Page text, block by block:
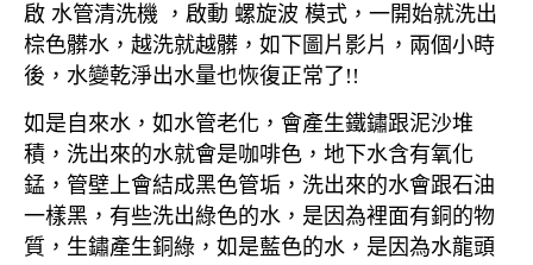
啟 水管清洗機 ，啟動 螺旋波 模式，一開始就洗出
棕色髒水，越洗就越髒，如下圖片影片，兩個小時
後，水變乾淨出水量也恢復正常了!!
如是自來水，如水管老化，會產生鐵鏽跟泥沙堆
積，洗出來的水就會是咖啡色，地下水含有氧化
錳，管壁上會結成黑色管垢，洗出來的水會跟石油
一樣黑，有些洗出綠色的水，是因為裡面有銅的物
質，生鏽產生銅綠，如是藍色的水，是因為水龍頭